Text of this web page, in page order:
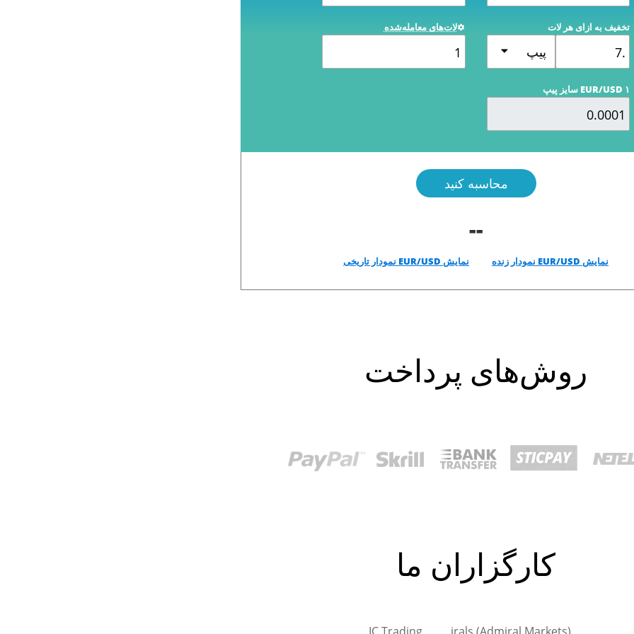
تخفیف به ازای هر لات
پیپ
لات‌های معامله‌شده
EUR/USD ۱ سایز پیپ
محاسبه کنید
--
نمایش EUR/USD نمودار زنده نمایش EUR/USD نمودار تاریخی
روش‌های پرداخت
کارگزاران ما